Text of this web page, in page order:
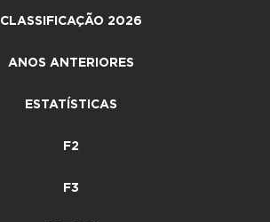
CLASSIFICAÇÃO 2026
ANOS ANTERIORES
ESTATÍSTICAS
F2
F3